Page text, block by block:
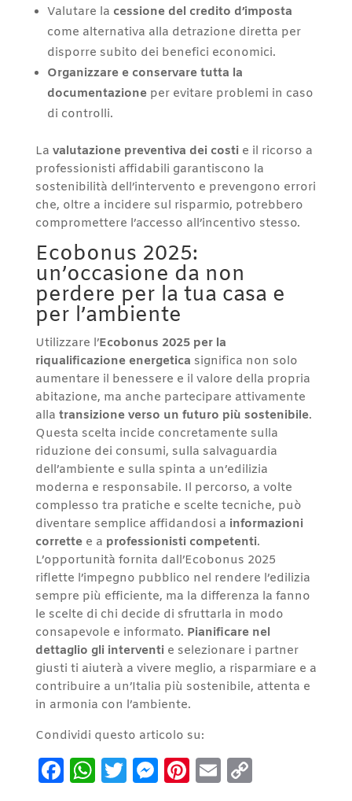
Valutare la cessione del credito d’imposta
come alternativa alla detrazione diretta per
disporre subito dei benefici economici.
Organizzare e conservare tutta la
documentazioneper evitare problemi in caso
di controlli.
La valutazione preventiva dei costie il ricorso a
professionisti affidabili garantiscono la
sostenibilità dell’intervento e prevengono errori
che, oltre a incidere sul risparmio, potrebbero
compromettere l’accesso all’incentivo stesso.
Ecobonus 2025:
un’occasione da non
perdere per la tua casa e
per l’ambiente
Utilizzare l’Ecobonus 2025 per la
riqualificazione energetica significa non solo
aumentare il benessere e il valore della propria
abitazione, ma anche partecipare attivamente
alla transizione verso un futuro più sostenibile.
Questa scelta incide concretamente sulla
riduzione dei consumi, sulla salvaguardia
dell’ambiente e sulla spinta a un’edilizia
moderna e responsabile. Il percorso, a volte
complesso tra pratiche e scelte tecniche, può
diventare semplice affidandosi a informazioni
correttee a professionisti competenti.
L’opportunità fornita dall’Ecobonus 2025
riflette l’impegno pubblico nel rendere l’edilizia
sempre più efficiente, ma la differenza la fanno
le scelte di chi decide di sfruttarla in modo
consapevole e informato. Pianificare nel
dettaglio gli interventie selezionare i partner
giusti ti aiuterà a vivere meglio, a risparmiare e a
contribuire a un’Italia più sostenibile, attenta e
in armonia con l’ambiente.
Condividi questo articolo su:
Facebook
WhatsApp
Twitter
Messenger
Pinterest
EmailCopy